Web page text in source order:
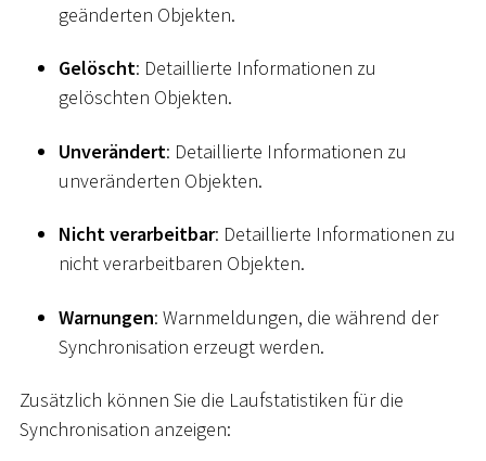
geänderten Objekten.
Gelöscht: Detaillierte Informationen zu
gelöschten Objekten.
Unverändert: Detaillierte Informationen zu
unveränderten Objekten.
Nicht verarbeitbar: Detaillierte Informationen zu
nicht verarbeitbaren Objekten.
Warnungen: Warnmeldungen, die während der
Synchronisation erzeugt werden.
Zusätzlich können Sie die Laufstatistiken für die
Synchronisation anzeigen: